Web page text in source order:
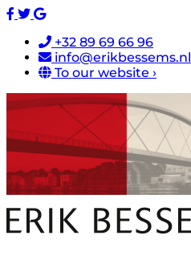
+32 89 69 66 96
info@erikbessems.nl
To our website ›